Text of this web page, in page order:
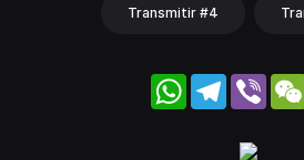
Transmitir #4
WhatsApp
Telegram